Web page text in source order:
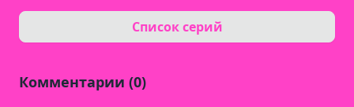
Список серий
Комментарии (0)